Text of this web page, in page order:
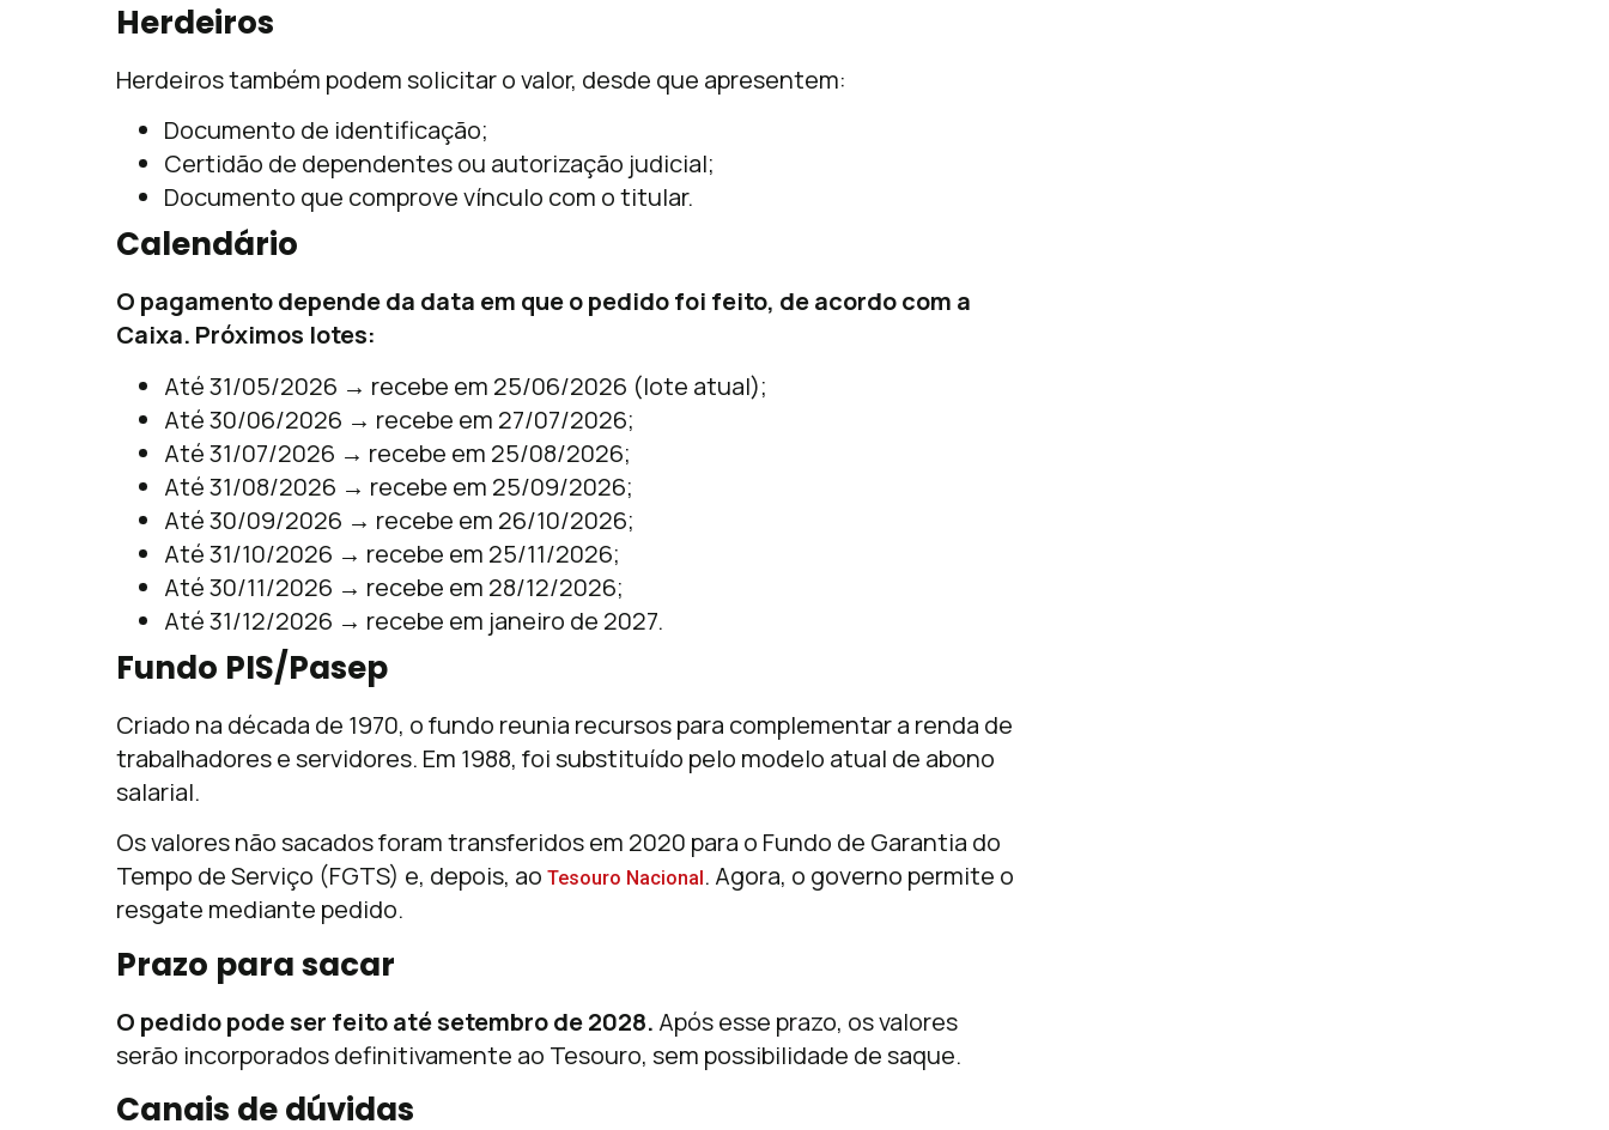
Herdeiros
Herdeiros também podem solicitar o valor, desde que apresentem:
Documento de identificação;
Certidão de dependentes ou autorização judicial;
Documento que comprove vínculo com o titular.
Calendário
O pagamento depende da data em que o pedido foi feito, de acordo com a
Caixa. Próximos lotes:
Até 31/05/2026 → recebe em 25/06/2026 (lote atual);
Até 30/06/2026 → recebe em 27/07/2026;
Até 31/07/2026 → recebe em 25/08/2026;
Até 31/08/2026 → recebe em 25/09/2026;
Até 30/09/2026 → recebe em 26/10/2026;
Até 31/10/2026 → recebe em 25/11/2026;
Até 30/11/2026 → recebe em 28/12/2026;
Até 31/12/2026 → recebe em janeiro de 2027.
Fundo PIS/Pasep
Criado na década de 1970, o fundo reunia recursos para complementar a renda de
trabalhadores e servidores. Em 1988, foi substituído pelo modelo atual de abono
salarial.
Os valores não sacados foram transferidos em 2020 para o Fundo de Garantia do
Tempo de Serviço (FGTS) e, depois, ao Tesouro Nacional . Agora, o governo permite o
resgate mediante pedido.
Prazo para sacar
O pedido pode ser feito até setembro de 2028. Após esse prazo, os valores
serão incorporados definitivamente ao Tesouro, sem possibilidade de saque.
Canais de dúvidas